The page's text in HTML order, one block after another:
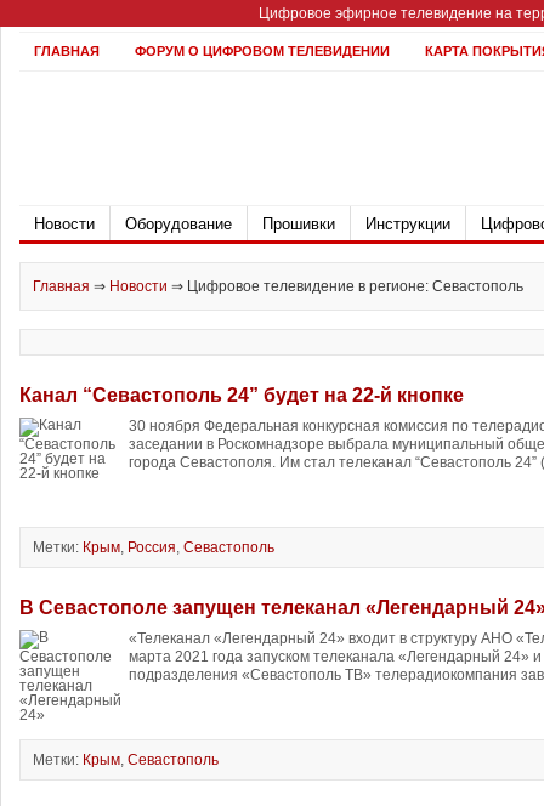
Цифровое эфирное телевидение на
ГЛАВНАЯ ФОРУМ О ЦИФРОВОМ ТЕЛЕВИДЕНИИ КАРТА
Новости Оборудование Прошивки Инструкции
Главная ⇒ Новости ⇒ Цифровое телевидение в регионе: Севастополь
Канал “Севастополь 24” будет на 22-й кнопке
30 ноября Федеральная конкурсная комиссия по
заседании в Роскомнадзоре выбрала муниципальный
города Севастополя. Им стал телеканал “Севастополь 24”
Метки: Крым, Россия, Севастополь
В Севастополе запущен телеканал «Легендарный
«Телеканал «Легендарный 24» входит в структуру АНО
марта 2021 года запуском телеканала «Легендарный 24» и
подразделения «Севастополь ТВ» телерадиокомпания
Метки: Крым, Севастополь